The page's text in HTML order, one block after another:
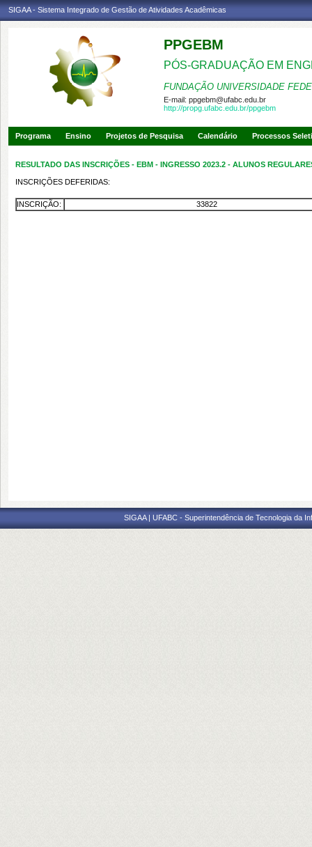
SIGAA - Sistema Integrado de Gestão de Atividades Acadêmicas
PPGEBM
PÓS-GRADUAÇÃO EM
FUNDAÇÃO UNIVERSIDADE
E-mail: ppgebm@ufabc.edu.br
http://propg.ufabc.edu.br/ppgebm
Programa Ensino Projetos de Pesquisa Calendário Processos
RESULTADO DAS INSCRIÇÕES - EBM - INGRESSO 2023.2 - ALUNOS
INSCRIÇÕES DEFERIDAS:
INSCRIÇÃO: 33822
SIGAA | UFABC - Superintendência de Tecnologia da